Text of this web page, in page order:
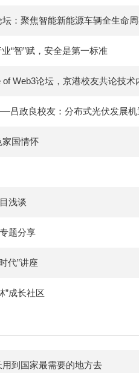
：聚焦智能新能源车辆全生命
“智”赋，安全是第一标准
Web3论坛，京港校友共论技术
吕政良校友：分布式光伏发展机
家国情怀
浅谈
题分享
代”讲座
”成长社区
到国家最需要的地方去